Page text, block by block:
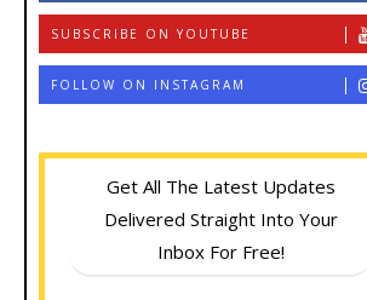
SUBSCRIBE ON YOUTUBE
FOLLOW ON INSTAGRAM
Get All The Latest Updates
Delivered Straight Into Your
Inbox For Free!